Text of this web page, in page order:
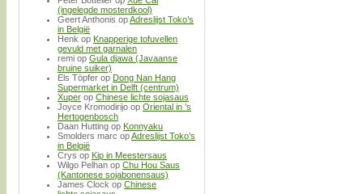
(ingelegde mosterdkool)
Geert Anthonis opAdreslijst Toko’s
in België
Henk op Knapperige tofuvellen
gevuld met garnalen
remi op Gula djawa (Javaanse
bruine suiker)
Els Töpfer op Dong Nan Hang
Supermarket in Delft (centrum)
Xuper op Chinese lichte sojasaus
Joyce Kromodirijo op Oriental in ’s
Hertogenbosch
Daan Hutting op Konnyaku
Smolders marc opAdreslijst Toko’s
in België
Crys op Kip in Meestersaus
Wilgo Pelhan op Chu Hou Saus
(Kantonese sojabonensaus)
James Clock op Chinese